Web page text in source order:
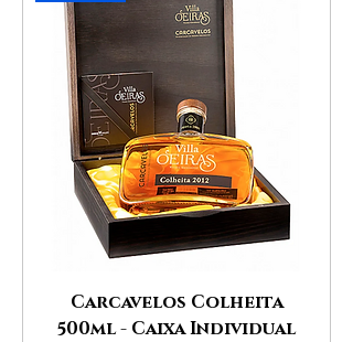
Carcavelos Colheita
500ml - Caixa Individual